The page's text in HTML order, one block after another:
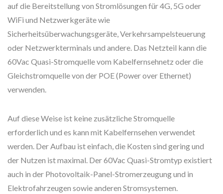
auf die Bereitstellung von Stromlösungen für 4G, 5G oder
WiFi und Netzwerkgeräte wie
Sicherheitsüberwachungsgeräte, Verkehrsampelsteuerung
oder Netzwerkterminals und andere. Das Netzteil kann die
60Vac Quasi-Stromquelle vom Kabelfernsehnetz oder die
Gleichstromquelle von der POE (Power over Ethernet)
verwenden.
Auf diese Weise ist keine zusätzliche Stromquelle
erforderlich und es kann mit Kabelfernsehen verwendet
werden. Der Aufbau ist einfach, die Kosten sind gering und
der Nutzen ist maximal. Der 60Vac Quasi-Stromtyp existiert
auch in der Photovoltaik-Panel-Stromerzeugung und in
Elektrofahrzeugen sowie anderen Stromsystemen.